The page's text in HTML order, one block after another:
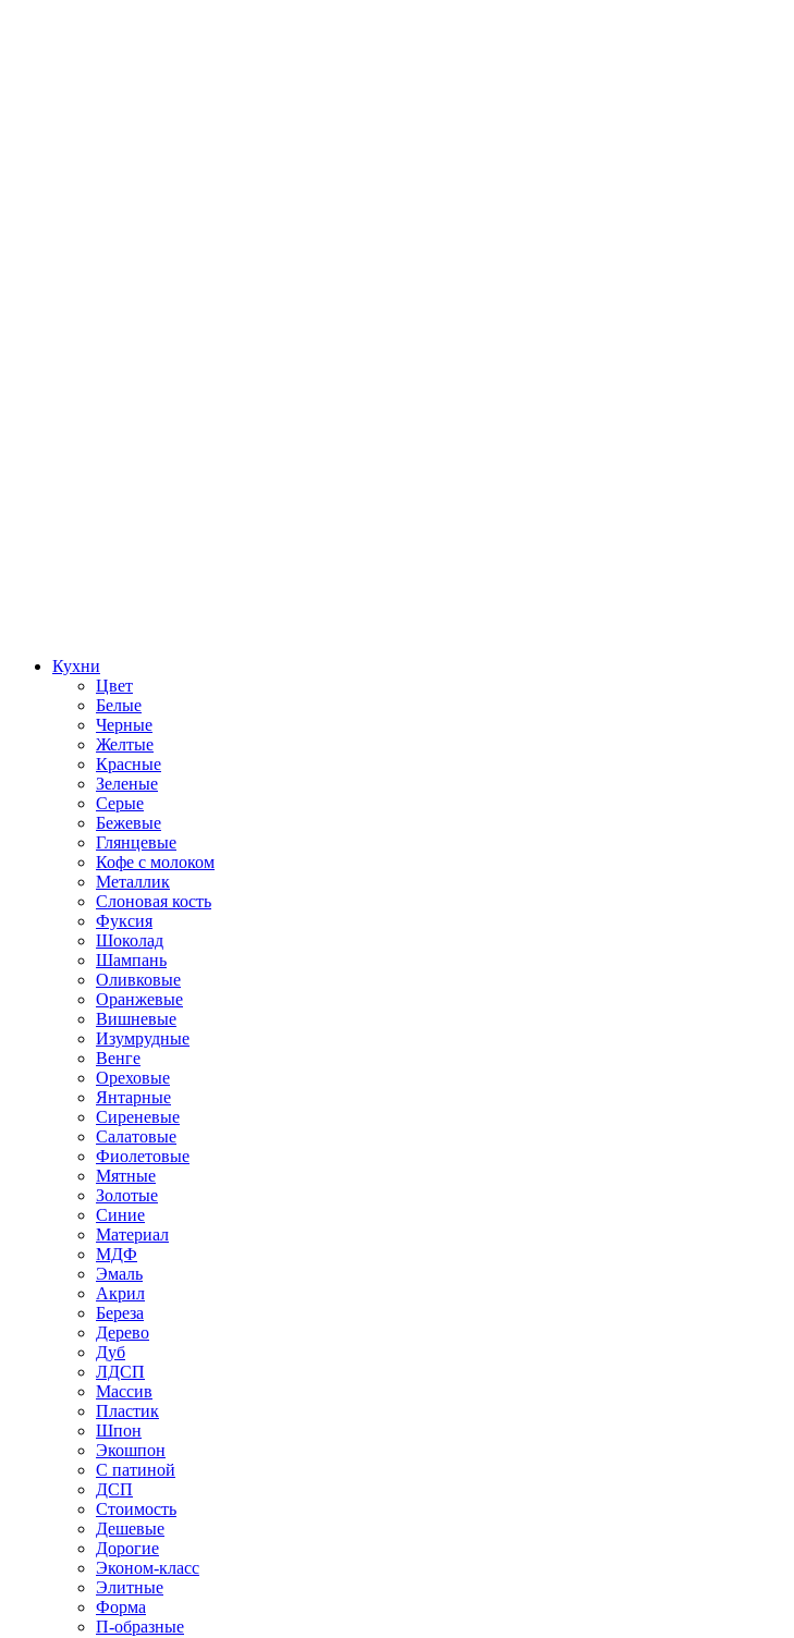
Кухни
Цвет
Белые
Черные
Желтые
Красные
Зеленые
Серые
Бежевые
Глянцевые
Кофе с молоком
Металлик
Слоновая кость
Фуксия
Шоколад
Шампань
Оливковые
Оранжевые
Вишневые
Изумрудные
Венге
Ореховые
Янтарные
Сиреневые
Салатовые
Фиолетовые
Мятные
Золотые
Синие
Материал
МДФ
Эмаль
Акрил
Береза
Дерево
Дуб
ЛДСП
Массив
Пластик
Шпон
Экошпон
С патиной
ДСП
Стоимость
Дешевые
Дорогие
Эконом-класс
Элитные
Форма
П-образные